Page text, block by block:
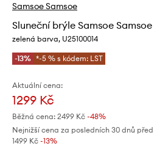
Samsoe Samsoe
Sluneční brýle Samsoe Samsoe
zelená barva, U25100014
-13% *-5 % s kódem: LST
Aktuální cena:
1299 Kč
Běžná cena: 2499 Kč -48%
Nejnižší cena za posledních 30 dnů
1499 Kč -13%